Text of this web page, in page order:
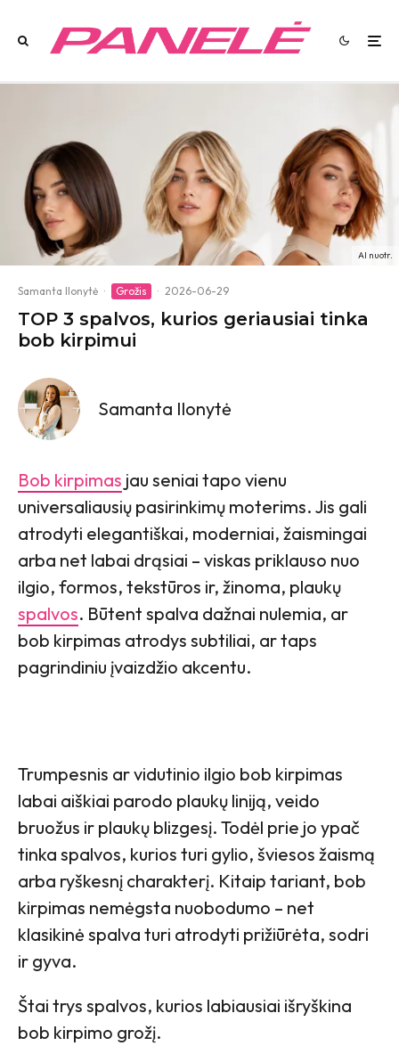
AI nuotr.
Samanta Ilonytė · Grožis · 2026-06-29
TOP 3 spalvos, kurios geriausiai tinka
bob kirpimui
Samanta Ilonytė
Bob kirpimas jau seniai tapo vienu
universaliausių pasirinkimų moterims. Jis gali
atrodyti elegantiškai, moderniai, žaismingai
arba net labai drąsiai – viskas priklauso nuo
ilgio, formos, tekstūros ir, žinoma, plaukų
spalvos. Būtent spalva dažnai nulemia, ar
bob kirpimas atrodys subtiliai, ar taps
pagrindiniu įvaizdžio akcentu.
Trumpesnis ar vidutinio ilgio bob kirpimas
labai aiškiai parodo plaukų liniją, veido
bruožus ir plaukų blizgesį. Todėl prie jo ypač
tinka spalvos, kurios turi gylio, šviesos žaismą
arba ryškesnį charakterį. Kitaip tariant, bob
kirpimas nemėgsta nuobodumo – net
klasikinė spalva turi atrodyti prižiūrėta, sodri
ir gyva.
Štai trys spalvos, kurios labiausiai išryškina
bob kirpimo grožį.